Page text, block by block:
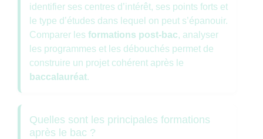
identifier ses centres d’intérêt, ses points forts et
le type d’études dans lequel on peut s’épanouir.
Comparer les formations post-bac, analyser
les programmes et les débouchés permet de
construire un projet cohérent après le
baccalauréat.
Quelles sont les principales formations
après le bac ?